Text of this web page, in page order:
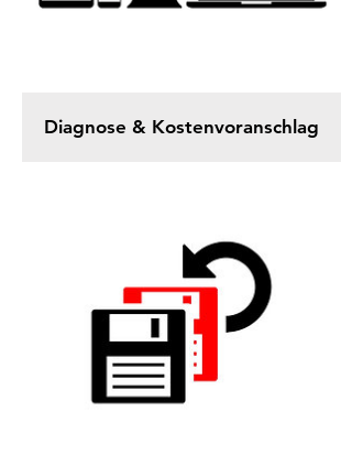
Diagnose & Kostenvoranschlag